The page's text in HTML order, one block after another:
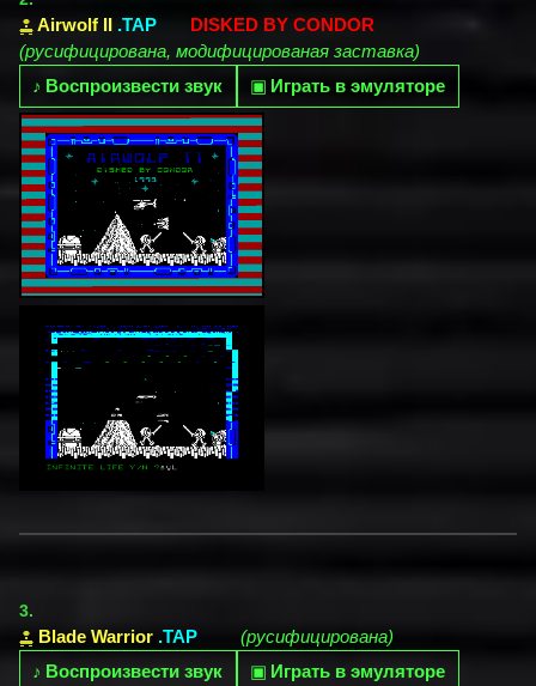
Airwolf II .TAP
DISKED BY CONDOR
(русифицирована, модифицированая заставка)
♪ Воспроизвести звук ▣ Играть в эмуляторе
3.
Blade Warrior .TAP
(русифицирована)
♪ Воспроизвести звук ▣ Играть в эмуляторе